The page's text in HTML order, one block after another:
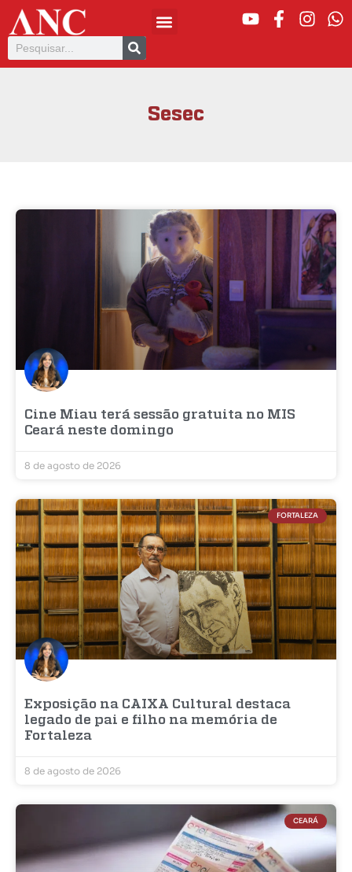
Sesec
Cine Miau terá sessão gratuita no MIS
Ceará neste domingo
8 de agosto de 2026
FORTALEZA
Exposição na CAIXA Cultural destaca
legado de pai e filho na memória de
Fortaleza
8 de agosto de 2026
CEARÁ